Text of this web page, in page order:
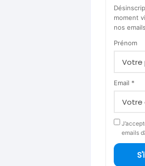
moment
nos
Prénom
Email *
emails